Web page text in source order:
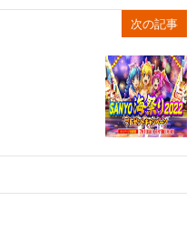
次の記事